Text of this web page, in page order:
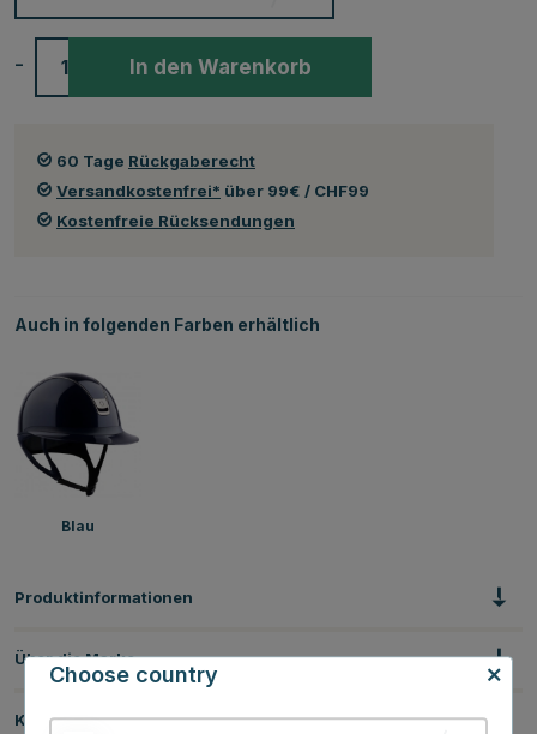
- In den Warenkorb
60 Tage Rückgaberecht
Versandkostenfrei* über 99€ / CHF99
Kostenfreie Rücksendungen
Auch in folgenden Farben erhältlich
Blau
Produktinformationen
Über die Marke
Kundenbewertungen
Choose country